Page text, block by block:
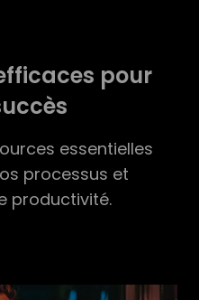
pour
essentielles
processus et
productivité.